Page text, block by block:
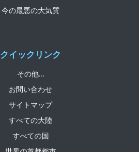
クイックリンク
その他...
お問い合わせ
サイトマップ
すべての大陸
すべての国
今の最悪の大気質